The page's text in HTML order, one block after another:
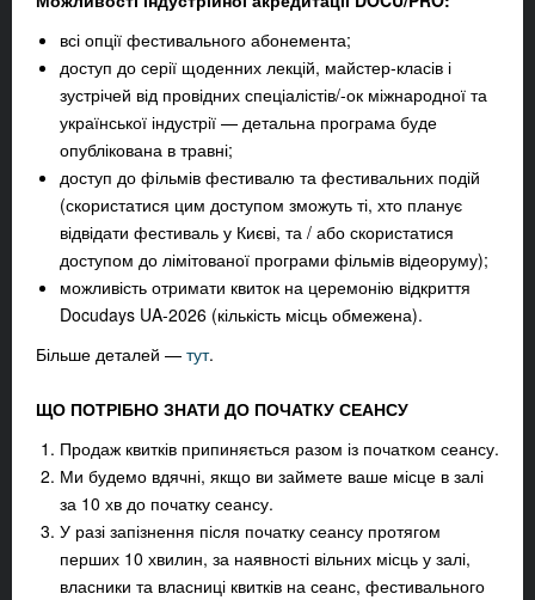
всі опції фестивального абонемента;
доступ до серії щоденних лекцій, майстер-класів і
зустрічей від провідних спеціалістів/-ок міжнародної та
української індустрії — детальна програма буде
опублікована в травні;
доступ до фільмів фестивалю та фестивальних подій
(скористатися цим доступом зможуть ті, хто планує
відвідати фестиваль у Києві, та / або скористатися
доступом до лімітованої програми фільмів відеоруму);
можливість отримати квиток на церемонію відкриття
Docudays UA-2026 (кількість місць обмежена).
Більше деталей — тут.
ЩО ПОТРІБНО ЗНАТИ ДО ПОЧАТКУ СЕАНСУ
Продаж квитків припиняється разом із початком сеансу.
Ми будемо вдячні, якщо ви займете ваше місце в залі
за 10 хв до початку сеансу.
У разі запізнення після початку сеансу протягом
перших 10 хвилин, за наявності вільних місць у залі,
власники та власниці квитків на сеанс, фестивального